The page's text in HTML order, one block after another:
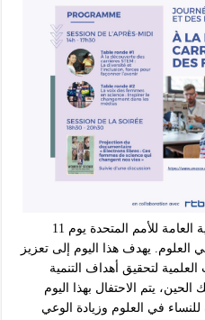
في 22 ديسمبر 2015، أعلنت الجمعية العامة للأمم المتحدة يوم 11
العلوم. يهدف هذا اليوم إلى تعزيز
لتحقيق أهداف التنمية
عام 2030. منذ ذلك الحين، يتم الاحتفال بهذا اليوم
للنساء في العلوم وزيادة الوعي